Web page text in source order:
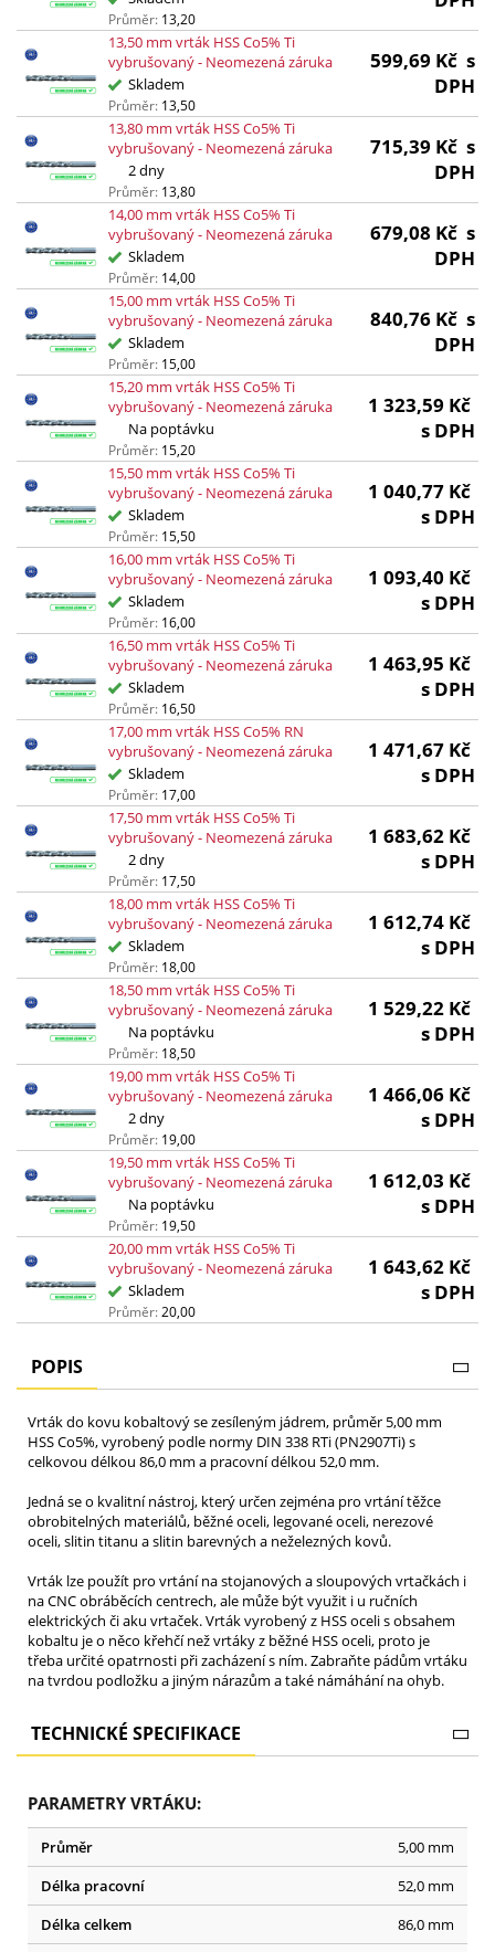
Průměr: 13,20
13,50 mm vrták HSS Co5% Ti
vybrušovaný - Neomezená záruka
Skladem
Průměr: 13,50
599,69 Kč s
DPH
13,80 mm vrták HSS Co5% Ti
vybrušovaný - Neomezená záruka
2 dny
Průměr: 13,80
715,39 Kč s
DPH
14,00 mm vrták HSS Co5% Ti
vybrušovaný - Neomezená záruka
Skladem
Průměr: 14,00
679,08 Kč s
DPH
15,00 mm vrták HSS Co5% Ti
vybrušovaný - Neomezená záruka
Skladem
Průměr: 15,00
840,76 Kč s
DPH
15,20 mm vrták HSS Co5% Ti
vybrušovaný - Neomezená záruka
Na poptávku
Průměr: 15,20
1 323,59 Kč
s DPH
15,50 mm vrták HSS Co5% Ti
vybrušovaný - Neomezená záruka
Skladem
Průměr: 15,50
1 040,77 Kč
s DPH
16,00 mm vrták HSS Co5% Ti
vybrušovaný - Neomezená záruka
Skladem
Průměr: 16,00
1 093,40 Kč
s DPH
16,50 mm vrták HSS Co5% Ti
vybrušovaný - Neomezená záruka
Skladem
Průměr: 16,50
1 463,95 Kč
s DPH
17,00 mm vrták HSS Co5% RN
vybrušovaný - Neomezená záruka
Skladem
Průměr: 17,00
1 471,67 Kč
s DPH
17,50 mm vrták HSS Co5% Ti
vybrušovaný - Neomezená záruka
2 dny
Průměr: 17,50
1 683,62 Kč
s DPH
18,00 mm vrták HSS Co5% Ti
vybrušovaný - Neomezená záruka
Skladem
Průměr: 18,00
1 612,74 Kč
s DPH
18,50 mm vrták HSS Co5% Ti
vybrušovaný - Neomezená záruka
Na poptávku
Průměr: 18,50
1 529,22 Kč
s DPH
19,00 mm vrták HSS Co5% Ti
vybrušovaný - Neomezená záruka
2 dny
Průměr: 19,00
1 466,06 Kč
s DPH
19,50 mm vrták HSS Co5% Ti
vybrušovaný - Neomezená záruka
Na poptávku
Průměr: 19,50
1 612,03 Kč
s DPH
20,00 mm vrták HSS Co5% Ti
vybrušovaný - Neomezená záruka
Skladem
Průměr:20,00
1 643,62 Kč
s DPH
POPIS
Vrták do kovu kobaltový se zesíleným jádrem, průměr 5,00 mm
HSS Co5%, vyrobený podle normy DIN 338 RTi (PN2907Ti) s
celkovou délkou 86,0 mm a pracovní délkou 52,0 mm.
Jedná se o kvalitní nástroj, který určen zejména pro vrtání těžce
obrobitelných materiálů, běžné oceli, legované oceli, nerezové
oceli, slitin titanu a slitin barevných a neželezných kovů.
Vrták lze použít pro vrtání na stojanových a sloupových vrtačkách i
na CNC obráběcích centrech, ale může být využit i u ručních
elektrických či aku vrtaček. Vrták vyrobený z HSS oceli s obsahem
kobaltu je o něco křehčí než vrtáky z běžné HSS oceli, proto je
třeba určité opatrnosti při zacházení s ním. Zabraňte pádům vrtáku
na tvrdou podložku a jiným nárazům a také námáhání na ohyb.
TECHNICKÉ SPECIFIKACE
PARAMETRY VRTÁKU:
Průměr
5,00 mm
Délka pracovní
52,0 mm
Délka celkem
86,0 mm